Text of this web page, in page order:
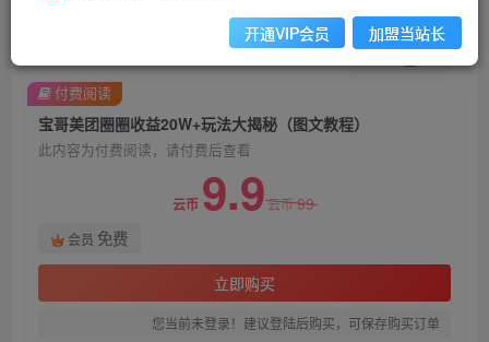
关注 私信
宝哥美团圈圈收益20W+玩法大揭秘（图文教程）
此内容为付费阅读，请付费后查看
云币 9.9云币99
会员 免费
立即购买
您当前未登录！建议登陆后购买，可保存购买订单
付费阅读
开通VIP会员 加盟当站长